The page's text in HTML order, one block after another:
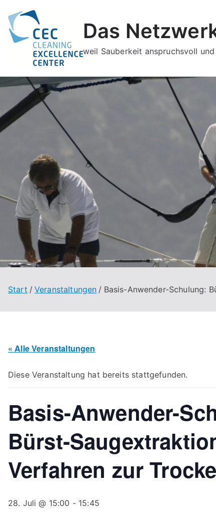
Inhalt
springen
Das
weil Sauberkeit anspruchsvoll
Start Veranstaltungen Basis-Anwender-Schulung:
« Alle Veranstaltungen
Diese Veranstaltung hat bereits stattgefunden.
Basis-Anwender-
Verfahren zur
28. Juli @ 15:00 - 15:45